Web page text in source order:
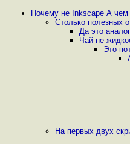
Почему не Inkscape А чем
Столько полезных
Да это
Чай не
Это
На первых двух